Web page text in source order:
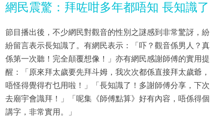
網民震驚：拜咗咁多年都唔知 長知識了
節目播出後，不少網民對觀音的性別之謎感到非常驚訝，紛
紛留言表示長知識了。有網民表示：「吓？觀音係男人？真
係第一次聽！完全顛覆想像！」亦有網民感謝師傅的實用提
醒：「原來拜太歲要先拜斗姆，我次次都係直接拜太歲爺，
唔怪得覺得冇乜用啦！」「長知識了！多謝師傅分享，下次
去廟宇會識拜！」「呢集《師傅點算》好有內容，唔係得個
講字，非常實用。」